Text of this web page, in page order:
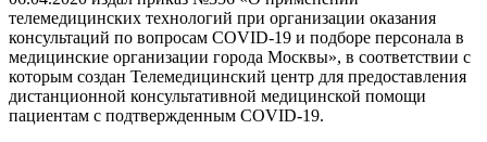
телемедицинских технологий при организации оказания
консультаций по вопросам COVID-19 и подборе персонала в
медицинские организации города Москвы», в соответствии с
которым создан Телемедицинский центр для предоставления
дистанционной консультативной медицинской помощи
пациентам с подтвержденным COVID-19.